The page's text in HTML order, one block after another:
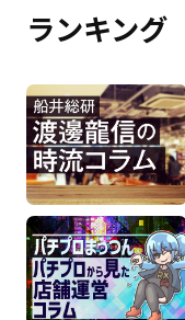
ランキング